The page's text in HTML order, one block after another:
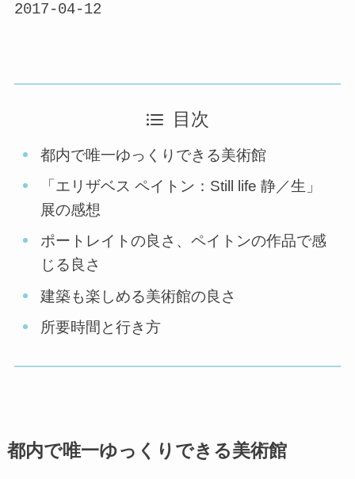
2017-04-12
目次
都内で唯一ゆっくりできる美術館
「エリザベス ペイトン：Still life 静／生」
展の感想
ポートレイトの良さ、ペイトンの作品で感
じる良さ
建築も楽しめる美術館の良さ
所要時間と行き方
都内で唯一ゆっくりできる美術館